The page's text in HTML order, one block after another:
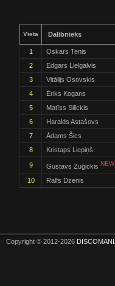
Vieta Dalībnieks
1 Oskars Tenis
2
Edgars Lielgalvis
3
Vitālijs Osovskis
4
Ēriks Kogans
5
Matīss Silickis
6
Haralds Astašovs
7
Ādams Šics
8
Kristaps Liepiņš
9 Gustavs Zuģickis
10 Ralfs Dzenis
Copyright © 2012-2026